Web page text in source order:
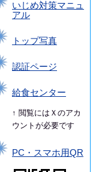
いじめ対策マニュ
アル
トップ写真
認証ページ
給食センター
↑ 閲覧にはＸのアカ
ウントが必要です
PC・スマホ用QR